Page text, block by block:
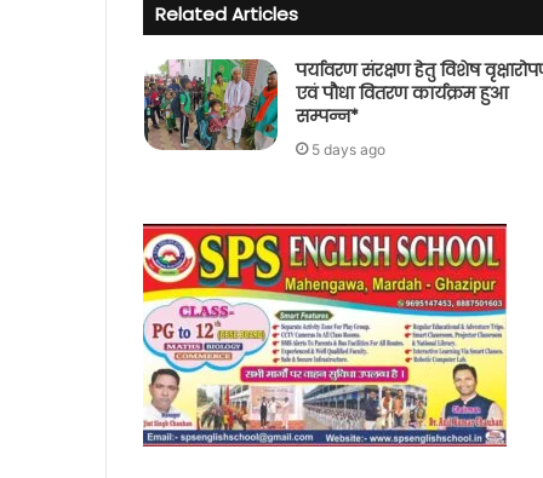
Related Articles
पर्यावरण संरक्षण हेतु विशेष
एवं पौधा वितरण कार्यक्रम हुआ
सम्पन्न*
5 days ago